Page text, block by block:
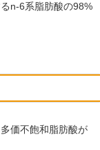
n-6系脂肪酸の98%
価不飽和脂肪酸が